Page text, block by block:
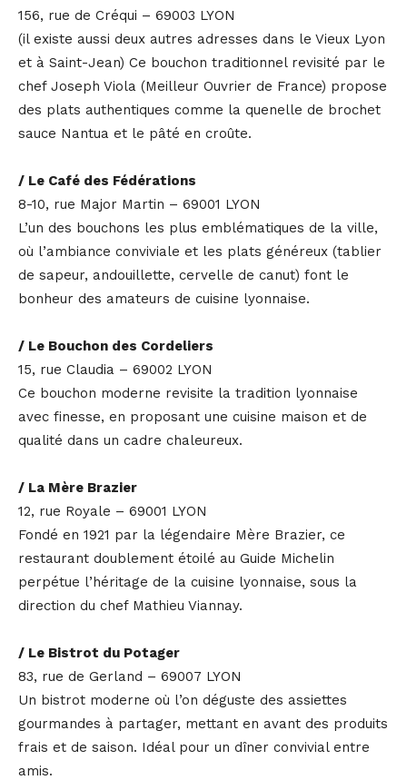
156, rue de Créqui – 69003 LYON
(il existe aussi deux autres adresses dans le Vieux Lyon
et à Saint-Jean) Ce bouchon traditionnel revisité par le
chef Joseph Viola (Meilleur Ouvrier de France) propose
des plats authentiques comme la quenelle de brochet
sauce Nantua et le pâté en croûte.
/ Le Café des Fédérations
8-10, rue Major Martin – 69001 LYON
L’un des bouchons les plus emblématiques de la ville,
où l’ambiance conviviale et les plats généreux (tablier
de sapeur, andouillette, cervelle de canut) font le
bonheur des amateurs de cuisine lyonnaise.
/ Le Bouchon des Cordeliers
15, rue Claudia – 69002 LYON
Ce bouchon moderne revisite la tradition lyonnaise
avec finesse, en proposant une cuisine maison et de
qualité dans un cadre chaleureux.
/ La Mère Brazier
12, rue Royale – 69001 LYON
Fondé en 1921 par la légendaire Mère Brazier, ce
restaurant doublement étoilé au Guide Michelin
perpétue l’héritage de la cuisine lyonnaise, sous la
direction du chef Mathieu Viannay.
/ Le Bistrot du Potager
83, rue de Gerland – 69007 LYON
Un bistrot moderne où l’on déguste des assiettes
gourmandes à partager, mettant en avant des produits
frais et de saison. Idéal pour un dîner convivial entre
amis.